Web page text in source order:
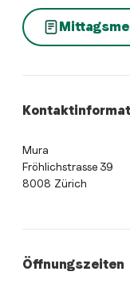
Mura
Fröhlichstrasse 39
8008 Zürich
Öffnungszeiten